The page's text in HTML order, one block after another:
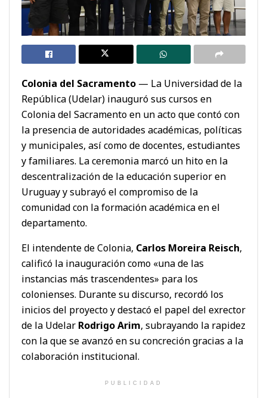
Colonia del Sacramento — La Universidad de la
República (Udelar) inauguró sus cursos en
Colonia del Sacramento en un acto que contó con
la presencia de autoridades académicas, políticas
y municipales, así como de docentes, estudiantes
y familiares. La ceremonia marcó un hito en la
descentralización de la educación superior en
Uruguay y subrayó el compromiso de la
comunidad con la formación académica en el
departamento.
El intendente de Colonia, Carlos Moreira Reisch,
calificó la inauguración como «una de las
instancias más trascendentes» para los
colonienses. Durante su discurso, recordó los
inicios del proyecto y destacó el papel del exrector
de la Udelar Rodrigo Arim, subrayando la rapidez
con la que se avanzó en su concreción gracias a la
colaboración institucional.
PUBLICIDAD